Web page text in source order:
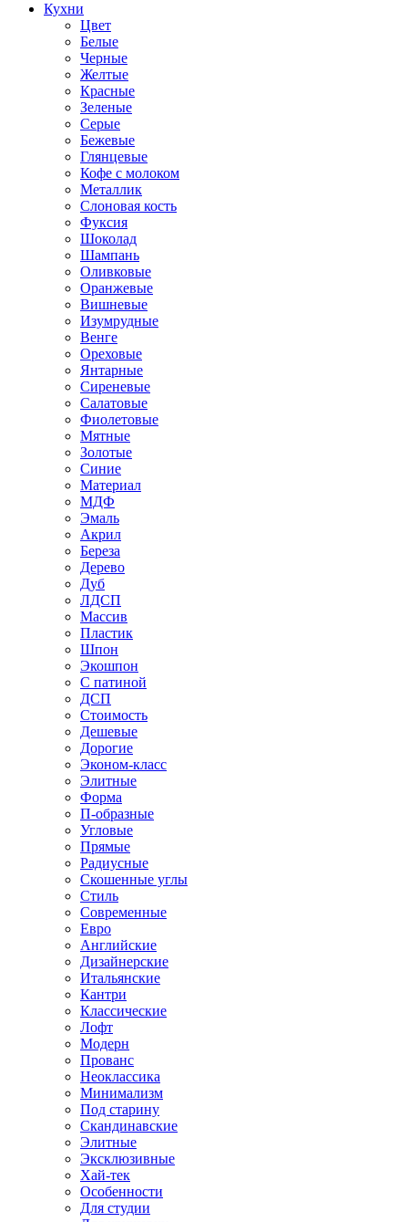
Кухни
Цвет
Белые
Черные
Желтые
Красные
Зеленые
Серые
Бежевые
Глянцевые
Кофе с молоком
Металлик
Слоновая кость
Фуксия
Шоколад
Шампань
Оливковые
Оранжевые
Вишневые
Изумрудные
Венге
Ореховые
Янтарные
Сиреневые
Салатовые
Фиолетовые
Мятные
Золотые
Синие
Материал
МДФ
Эмаль
Акрил
Береза
Дерево
Дуб
ЛДСП
Массив
Пластик
Шпон
Экошпон
С патиной
ДСП
Стоимость
Дешевые
Дорогие
Эконом-класс
Элитные
Форма
П-образные
Угловые
Прямые
Радиусные
Скошенные углы
Стиль
Современные
Евро
Английские
Дизайнерские
Итальянские
Кантри
Классические
Лофт
Модерн
Прованс
Неоклассика
Минимализм
Под старину
Скандинавские
Элитные
Эксклюзивные
Хай-тек
Особенности
Для студии